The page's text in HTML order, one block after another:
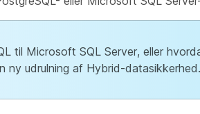
til Microsoft SQL Server, eller
ny udrulning af Hybrid-datasikkerhed.